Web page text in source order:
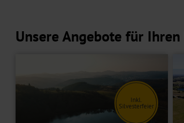
Unsere Angebote für
Inkl.
Silvesterfeier